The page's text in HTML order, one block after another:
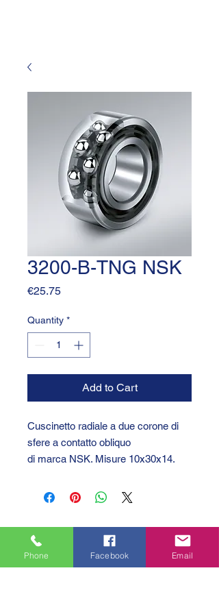
3200-B-TNG NSK
€25.75Price
Quantity *
Add to Cart
Cuscinetto radiale a due corone di
sfere a contatto obliquo
di marca NSK. Misure 10x30x14.
Phone Facebook Email